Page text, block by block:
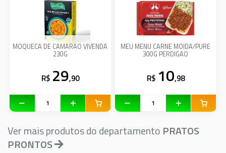
MOQUECA DE CAMARAO VIVENDA
230G
R$ 29,90
MEU MENU CARNE MOIDA/PURE
300G PERDIGAO
R$ 10,98
Ver mais produtos do departamento PRATOS
PRONTOS